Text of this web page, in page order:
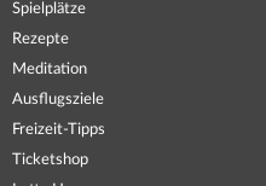
Spielplätze
Rezepte
Meditation
Ausflugsziele
Freizeit-Tipps
Ticketshop